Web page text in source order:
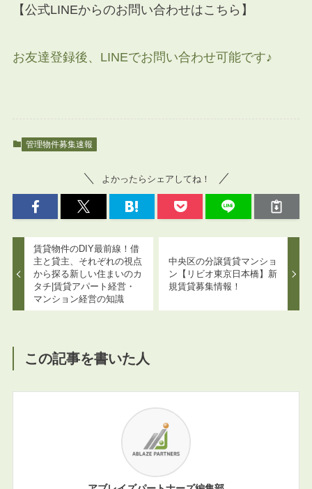
【公式LINEからのお問い合わせはこちら】
お友達登録後、LINEでお問い合わせ可能です♪
管理物件募集速報
よかったらシェアしてね！
賃貸物件のDIY最前線！借
主と貸主、それぞれの視点
から探る新しい住まいのカ
タチ|賃貸アパート経営・
マンション経営の知識
中央区の分譲賃貸マンショ
ン【リビオ東京日本橋】新
規賃貸募集情報！
この記事を書いた人